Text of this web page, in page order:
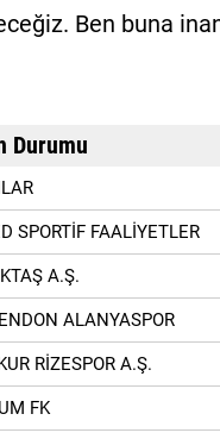
Ben buna
Durumu
SPORTİF FAALİYETLER
A.Ş.
ALANYASPOR
RİZESPOR A.Ş.
FK